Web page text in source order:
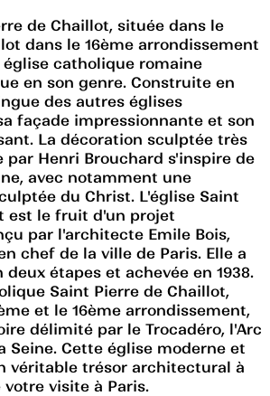
de Chaillot, située dans le
dans le 16ème arrondissement
église catholique romaine
en son genre. Construite en
des autres églises
façade impressionnante et son
La décoration sculptée très
par Henri Brouchard s'inspire de
avec notamment une
du Christ. L'église Saint
est le fruit d'un projet
par l'architecte Emile Bois,
chef de la ville de Paris. Elle a
étapes et achevée en 1938.
Saint Pierre de Chaillot,
et le 16ème arrondissement,
délimité par le Trocadéro, l'Arc
Seine. Cette église moderne et
véritable trésor architectural à
visite à Paris.